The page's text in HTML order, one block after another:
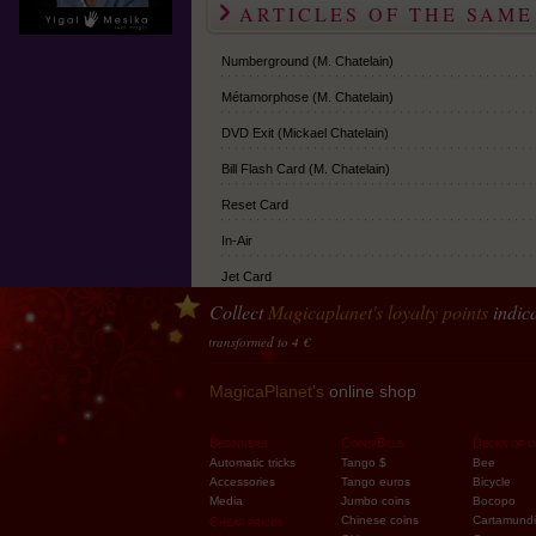
Gimmick en Bicycle standard
ARTICLES OF THE
Numberground (M. Chatelain)
Métamorphose (M. Chatelain)
DVD Exit (Mickael Chatelain)
Bill Flash Card (M. Chatelain)
Reset Card
In-Air
Jet Card
INK
Hole
Alcatraz Box
Escape
M-Case
CollectMagicaplanet's loyalty points
accumulated should be transformed to 4 €
MagicaPlanet's online shop
Beginners
Automatic tricks
Accessories
Media
Cheap prices
Coins/Bills
Tango $
Tango euros
Jumbo coins
Chinese coins
Decks of
Bee
Bicycle
Bocopo
Cartamundi